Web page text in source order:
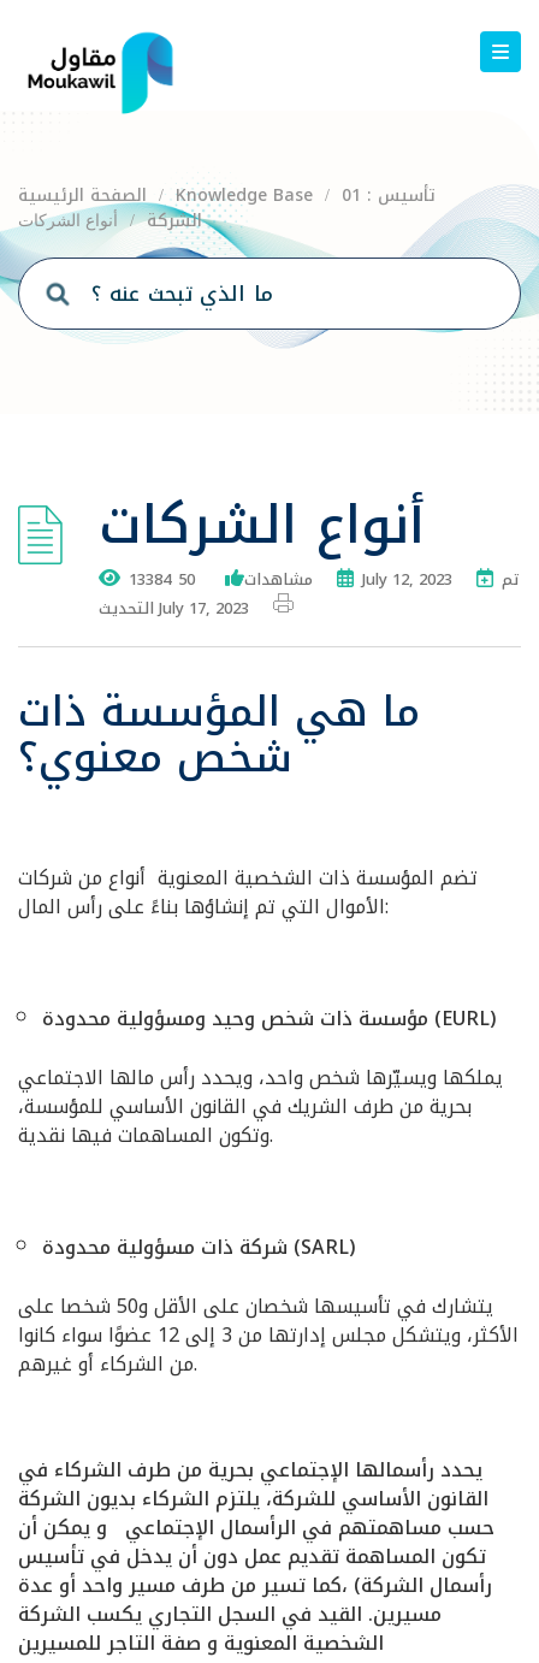
الصفحة الرئيسية / Knowledge Base / 01 : تأسيس
الشركة / أنواع الشركات
أنواع الشركات
13384 مشاهدات 50 July 12, 2023
تم
التحديث July 17, 2023
ما هي المؤسسة ذات
شخص معنوي؟
تضم المؤسسة ذات الشخصية المعنوية أنواع من شركات
الأموال التي تم إنشاؤها بناءً على رأس المال:
مؤسسة ذات شخص وحيد ومسؤولية محدودة (EURL)
يملكها ويسيّرها شخص واحد، ويحدد رأس مالها الاجتماعي
بحرية من طرف الشريك في القانون الأساسي للمؤسسة،
وتكون المساهمات فيها نقدية.
شركة ذات مسؤولية محدودة (SARL)
يتشارك في تأسيسها شخصان على الأقل و50 شخصا على
الأكثر، ويتشكل مجلس إدارتها من 3 إلى 12 عضوًا سواء كانوا
من الشركاء أو غيرهم.
يحدد رأسمالها الإجتماعي بحرية من طرف الشركاء في
القانون الأساسي للشركة، يلتزم الشركاء بديون الشركة
حسب مساهمتهم في الرأسمال الإجتماعي و يمكن أن
تكون المساهمة تقديم عمل دون أن يدخل في تأسيس
رأسمال الشركة) ،كما تسير من طرف مسير واحد أو عدة
مسيرين. القيد في السجل التجاري يكسب الشركة
الشخصية المعنوية و صفة التاجر للمسيرين